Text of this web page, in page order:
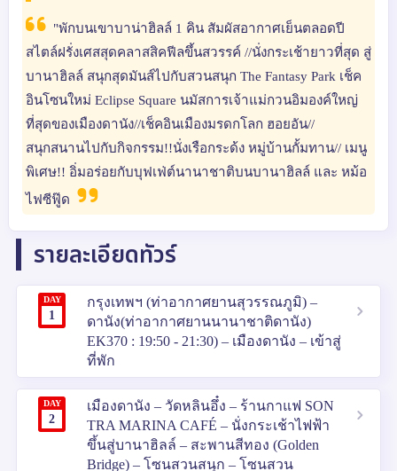
"พักบนเขาบาน่าฮิลล์ 1 คิน สัมผัสอากาศเย็นตลอดปี
สไตล์ฝรั่งเศสสุดคลาสสิคฟีลขึ้นสวรรค์ //นั่งกระเช้ายาวที่สุด สู่
บานาฮิลล์ สนุกสุดมันส์ไปกับสวนสนุก The Fantasy Park เช็ค
อินโซนใหม่ Eclipse Square นมัสการเจ้าแม่กวนอิมองค์ใหญ่
ที่สุดของเมืองดานัง//เช็คอินเมืองมรดกโลก ฮอยอัน//
สนุกสนานไปกับกิจกรรม!!นั่งเรือกระด้ง หมู่บ้านกั้มทาน// เมนู
พิเศษ!! อิ่มอร่อยกับบุฟเฟ่ต์นานาชาติบนบานาฮิลล์ และ หม้อ
ไฟซีฟู๊ด
รายละเอียดทัวร์
DAY
1
กรุงเทพฯ (ท่าอากาศยานสุวรรณภูมิ) –
ดานัง(ท่าอากาศยานนานาชาติดานัง)
EK370 : 19:50 - 21:30) – เมืองดานัง – เข้าสู่
ที่พัก
DAY
2
เมืองดานัง – วัดหลินอึ๋ง – ร้านกาแฟ SON
TRA MARINA CAFÉ – นั่งกระเช้าไฟฟ้า
ขึ้นสู่บานาฮิลล์ – สะพานสีทอง (Golden
Bridge) – โซนสวนสนุก – โซนสวน